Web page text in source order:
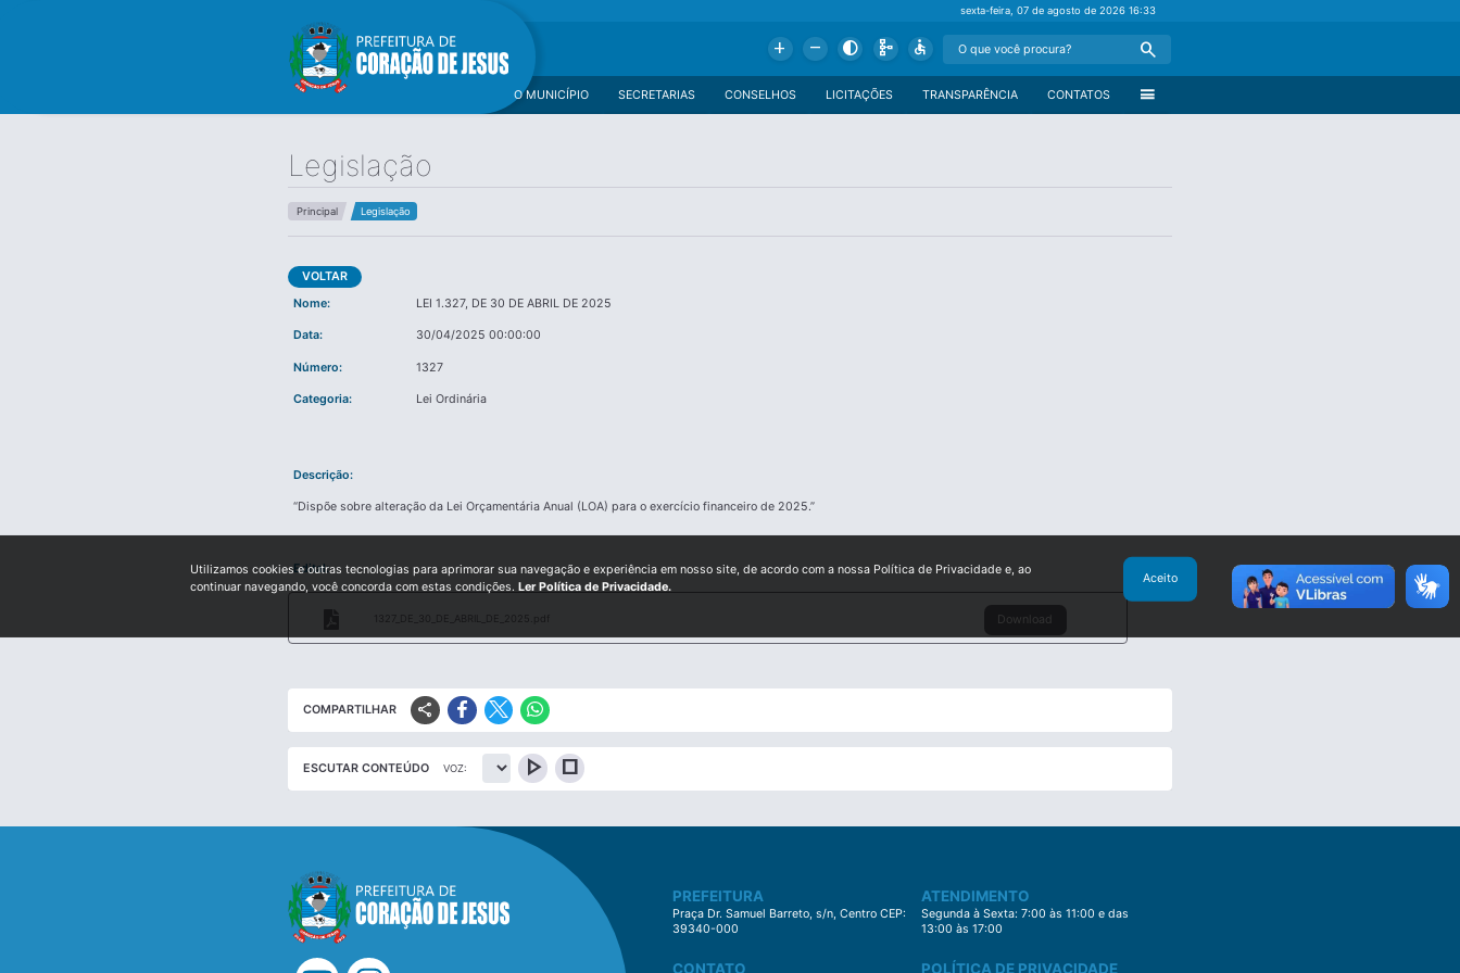
sexta-feira, 07 de agosto de 202616:33
Add Remove Contrast Schema Accessible Search
menu
CONTATOS
TRANSPARÊNCIA
LICITAÇÕES
CONSELHOS
SECRETARIAS
O MUNICÍPIO
Legislação
Principal Legislação
VOLTAR
Nome:
LEI 1.327, DE 30 DE ABRIL DE 2025
Data: 30/04/2025 00:00:00
Número: 1327
Categoria: Lei Ordinária
Descrição:
“Dispõe sobre alteração da Lei Orçamentária Anual (LOA) para o exercício financeiro de 2025.”
Edital:
1327_DE_30_DE_ABRIL_DE_2025.pdf Download
COMPARTILHAR share
ESCUTAR CONTEÚDO VOZ: play_arrow stop
PREFEITURA
Praça Dr. Samuel Barreto, s/n, Centro CEP:
39340-000
ATENDIMENTO
Segunda à Sexta: 7:00 às 11:00 e das
13:00 às 17:00
CONTATO POLÍTICA DE PRIVACIDADE
Utilizamos cookies e outras tecnologias para aprimorar sua navegação e experiência em nosso site, de acordo com a nossa Política de Privacidade e, ao
continuar navegando, você concorda com estas condições. Ler Política de Privacidade.
Aceito